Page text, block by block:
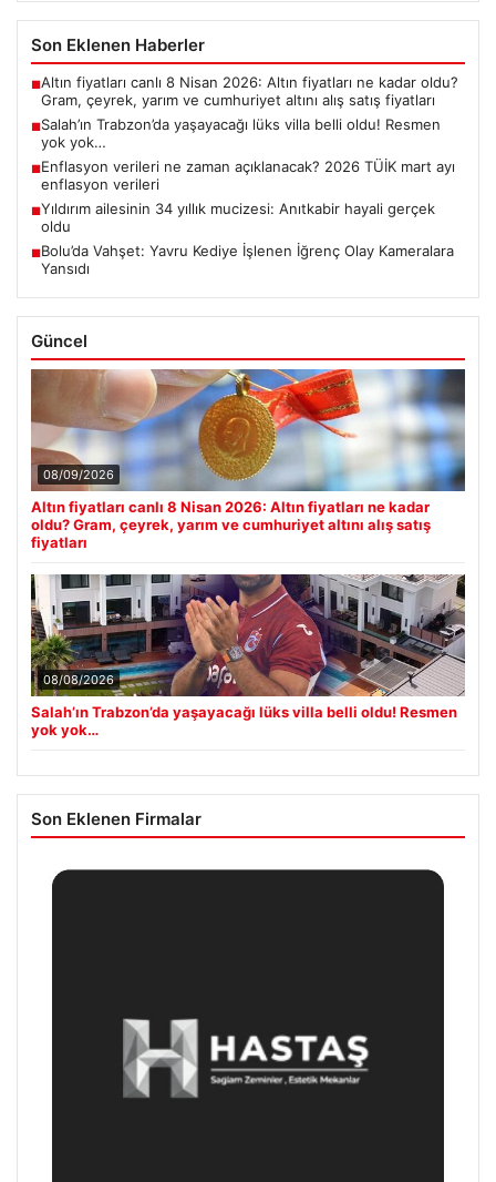
Son Eklenen Haberler
■Altın fiyatları canlı 8 Nisan 2026: Altın fiyatları ne kadar oldu?
Gram, çeyrek, yarım ve cumhuriyet altını alış satış fiyatları
■Salah’ın Trabzon’da yaşayacağı lüks villa belli oldu! Resmen
yok yok…
■Enflasyon verileri ne zaman açıklanacak? 2026 TÜİK mart ayı
enflasyon verileri
■Yıldırım ailesinin 34 yıllık mucizesi: Anıtkabir hayali gerçek
oldu
■Bolu’da Vahşet: Yavru Kediye İşlenen İğrenç Olay Kameralara
Yansıdı
Güncel
08/09/2026
Altın fiyatları canlı 8 Nisan 2026: Altın fiyatları ne kadar
oldu? Gram, çeyrek, yarım ve cumhuriyet altını alış satış
fiyatları
08/08/2026
Salah’ın Trabzon’da yaşayacağı lüks villa belli oldu! Resmen
yok yok…
Son Eklenen Firmalar